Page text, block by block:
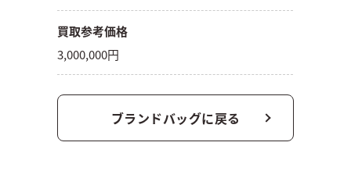
買取参考価格
3,000,000円
ブランドバッグに戻る